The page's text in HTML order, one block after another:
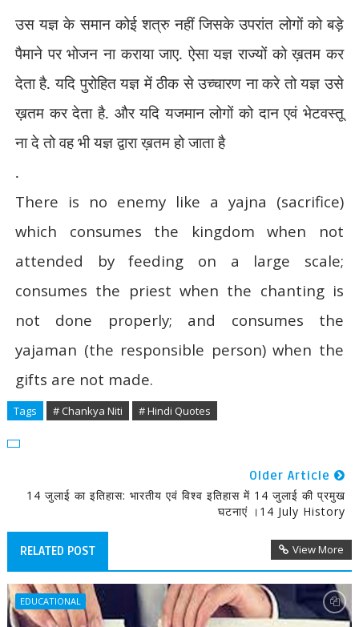
उस यज्ञ के समान कोई शत्रु नहीं जिसके उपरांत लोगों को बड़े
पैमाने पर भोजन ना कराया जाए. ऐसा यज्ञ राज्यों को ख़तम कर
देता है. यदि पुरोहित यज्ञ में ठीक से उच्चारण ना करे तो यज्ञ उसे
ख़तम कर देता है. और यदि यजमान लोगों को दान एवं भेटवस्तू
ना दे तो वह भी यज्ञ द्वारा ख़तम हो जाता है
.
There is no enemy like a yajna (sacrifice)
which consumes the kingdom when not
attended by feeding on a large scale;
consumes the priest when the chanting is
not done properly; and consumes the
yajaman (the responsible person) when the
gifts are not made.
Tags # Chankya Niti # Hindi Quotes
Older Article
14 जुलाई का इतिहास: भारतीय एवं विश्व इतिहास में 14 जुलाई की प्रमुख
घटनाएं ।14 July History
RELATED POST View More
EDUCATIONAL